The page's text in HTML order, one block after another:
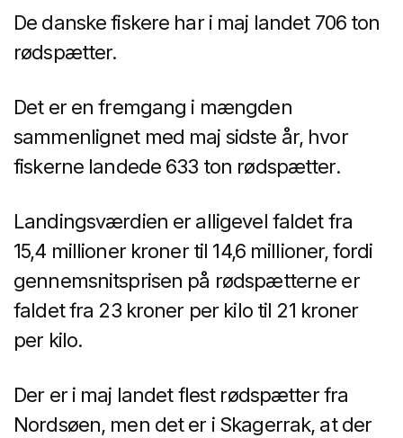
De danske fiskere har i maj landet 706 ton
rødspætter.
Det er en fremgang i mængden
sammenlignet med maj sidste år, hvor
fiskerne landede 633 ton rødspætter.
Landingsværdien er alligevel faldet fra
15,4 millioner kroner til 14,6 millioner, fordi
gennemsnitsprisen på rødspætterne er
faldet fra 23 kroner per kilo til 21 kroner
per kilo.
Der er i maj landet flest rødspætter fra
Nordsøen, men det er i Skagerrak, at der